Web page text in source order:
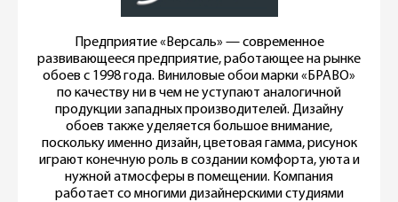
Предприятие «Версаль» — современное
развивающееся предприятие, работающее на рынке
обоев с 1998 года. Виниловые обои марки «БРАВО»
по качеству ни в чем не уступают аналогичной
продукции западных производителей. Дизайну
обоев также уделяется большое внимание,
поскольку именно дизайн, цветовая гамма, рисунок
играют конечную роль в создании комфорта, уюта и
нужной атмосферы в помещении. Компания
работает со многими дизайнерскими студиями